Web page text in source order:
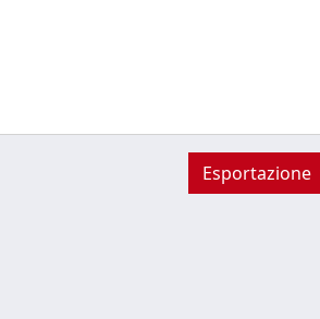
Esportazione